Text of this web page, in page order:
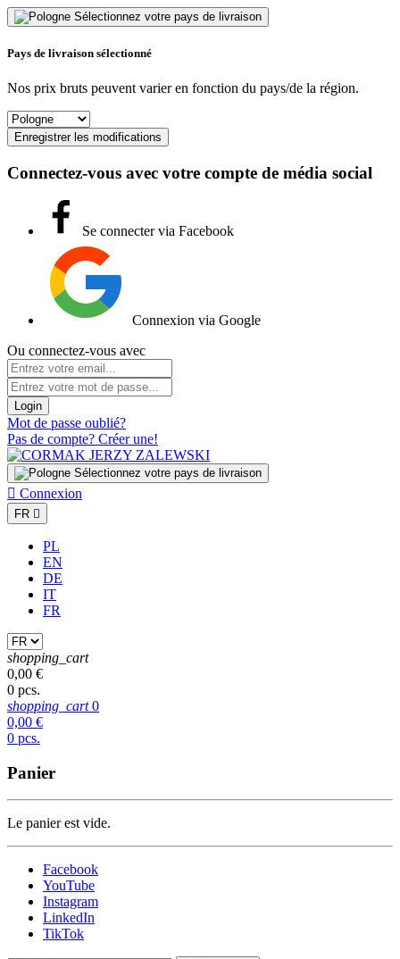
Sélectionnez votre pays de livraison
Pays de livraison sélectionné
Nos prix bruts peuvent varier en fonction du pays/de la région.
Enregistrer les modifications
Connectez-vous avec votre compte de média social
Se connecter via Facebook
Connexion via Google
Ou connectez-vous avec
Login
Mot de passe oublié?
Pas de compte? Créer une!
Sélectionnez votre pays de livraison
 Connexion
FR 
PL
EN
DE
IT
FR
shopping_cart
0,00 €
0 pcs.
shopping_cart 0
0,00 €
0 pcs.
Panier
Le panier est vide.
Facebook
YouTube
Instagram
LinkedIn
TikTok